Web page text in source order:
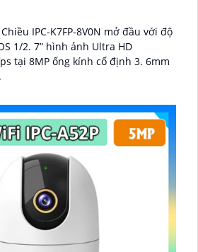
IPC-K7FP-8V0N mở đầu với độ
1/2. 7” hình ảnh Ultra HD
tại 8MP ống kính cố định 3. 6mm